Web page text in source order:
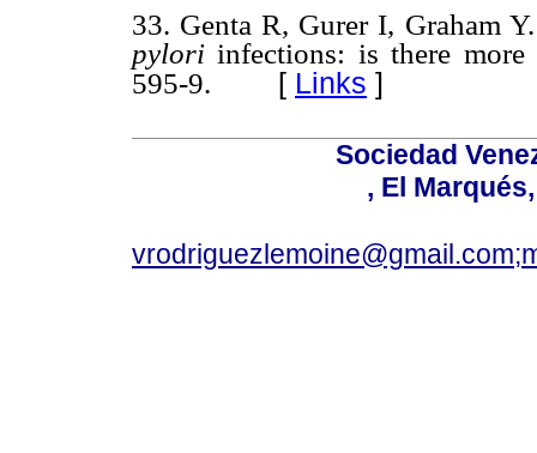
33. Genta R, Gurer I, Graham
pylori infections: is there
595-9. [ Links ]
Sociedad
, El